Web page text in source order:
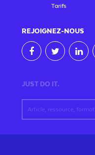
Tarifs
REJOIGNEZ-NOUS
JUST DO IT.